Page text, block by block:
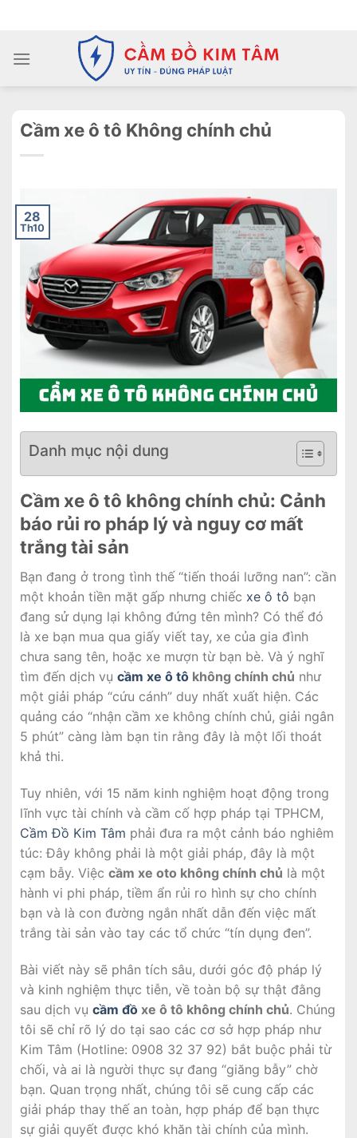
dung
Cầm xe ô tô Không chính chủ
28
Th10
Danh mục nội dung
Cầm xe ô tô không chính chủ: Cảnh
báo rủi ro pháp lý và nguy cơ mất
trắng tài sản
Bạn đang ở trong tình thế “tiến thoái lưỡng nan”: cần
một khoản tiền mặt gấp nhưng chiếc xe ô tô bạn
đang sử dụng lại không đứng tên mình? Có thể đó
là xe bạn mua qua giấy viết tay, xe của gia đình
chưa sang tên, hoặc xe mượn từ bạn bè. Và ý nghĩ
tìm đến dịch vụ cầm xe ô tô không chính chủ như
một giải pháp “cứu cánh” duy nhất xuất hiện. Các
quảng cáo “nhận cầm xe không chính chủ, giải ngân
5 phút” càng làm bạn tin rằng đây là một lối thoát
khả thi.
Tuy nhiên, với 15 năm kinh nghiệm hoạt động trong
lĩnh vực tài chính và cầm cố hợp pháp tại TPHCM,
Cầm Đồ Kim Tâm phải đưa ra một cảnh báo nghiêm
túc: Đây không phải là một giải pháp, đây là một
cạm bẫy. Việc cầm xe oto không chính chủ là một
hành vi phi pháp, tiềm ẩn rủi ro hình sự cho chính
bạn và là con đường ngắn nhất dẫn đến việc mất
trắng tài sản vào tay các tổ chức “tín dụng đen”.
Bài viết này sẽ phân tích sâu, dưới góc độ pháp lý
và kinh nghiệm thực tiễn, về toàn bộ sự thật đằng
sau dịch vụ cầm đồ xe ô tô không chính chủ. Chúng
tôi sẽ chỉ rõ lý do tại sao các cơ sở hợp pháp như
Kim Tâm (Hotline: 0908 32 37 92) bắt buộc phải từ
chối, và ai là người thực sự đang “giăng bẫy” chờ
bạn. Quan trọng nhất, chúng tôi sẽ cung cấp các
giải pháp thay thế an toàn, hợp pháp để bạn thực
sự giải quyết được khó khăn tài chính của mình.